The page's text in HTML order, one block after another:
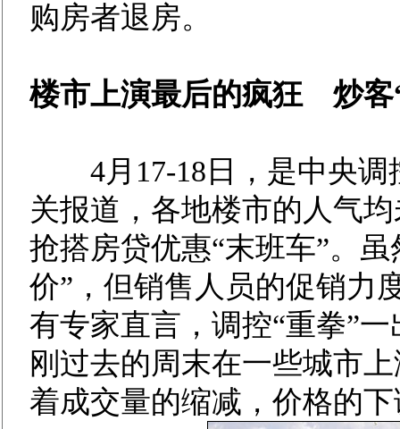
购房者退房。
楼市上演最后的疯狂 炒客
4月17-18日，是中央调
关报道，各地楼市的人气
抢搭房贷优惠“末班车”。
价”，但销售人员的促销力
有专家直言，调控“重拳”
刚过去的周末在一些城市
着成交量的缩减，价格的